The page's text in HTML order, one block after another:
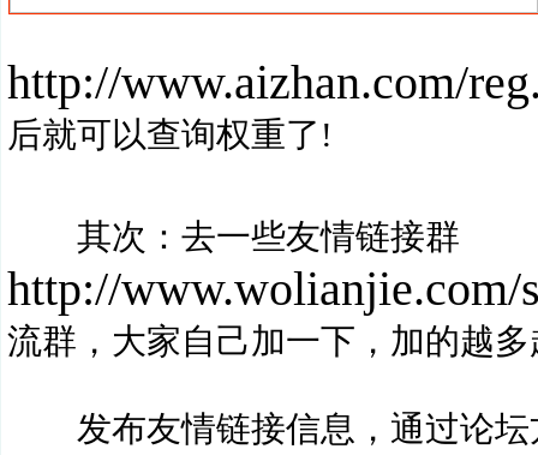
http://www.aizhan.com/
后就可以查询权重了!
其次：去一些友情链接群
http://www.wolianjie.com/
流群，大家自己加一下，加的越
发布友情链接信息，通过论坛